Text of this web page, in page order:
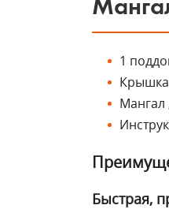
1
Мангал
Быстрая,